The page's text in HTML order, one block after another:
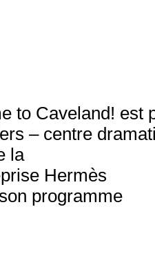
to Caveland! est
– centre
la
Hermès
programme